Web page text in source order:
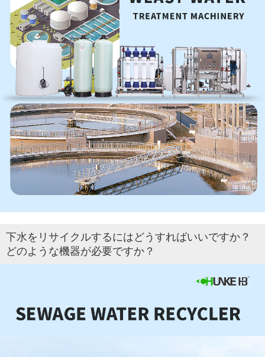
下水をリサイクルするにはどうすればいいですか？
どのような機器が必要ですか？